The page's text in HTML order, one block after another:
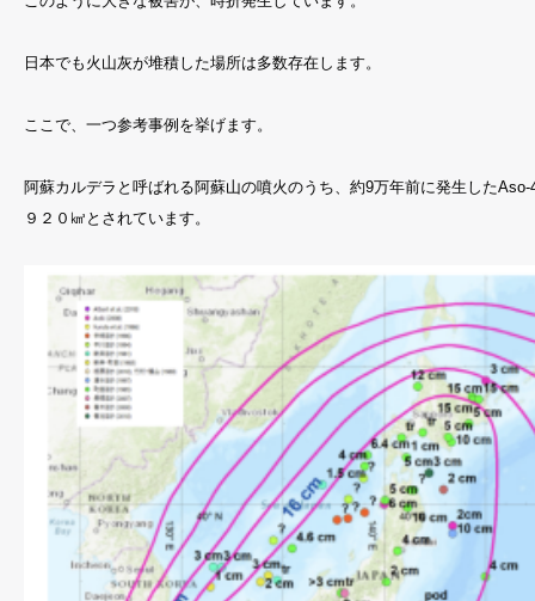
日本でも火山灰が堆積した場所は多数存在します。
ここで、一つ参考事例を挙げます。
阿蘇カルデラと呼ばれる阿蘇山の噴火のうち、約9万年前に発生した
９２０㎦とされています。